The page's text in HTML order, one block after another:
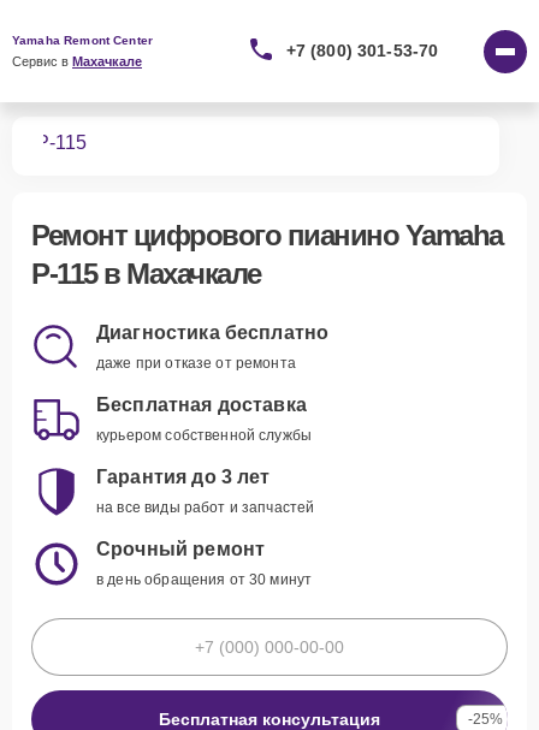
Yamaha Remont Center
Сервис в Махачкале
+7 (800) 301-53-70
P-115
Ремонт цифрового пианино Yamaha
P-115в Махачкале
Диагностика бесплатно
даже при отказе от ремонта
Бесплатная доставка
курьером собственной службы
Гарантия до 3 лет
на все виды работ и запчастей
Срочный ремонт
в день обращения от 30 минут
Бесплатная консультация -25%